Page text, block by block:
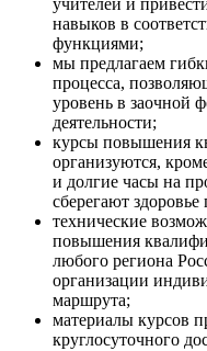
учителей и
навыков в
функциями;
мы предлагаем
процесса,
уровень в заочной
деятельности;
курсы повышения
организуются,
и долгие часы на
сберегают здоровье
технические
повышения
любого региона
организации
маршрута;
материалы курсов
круглосуточного